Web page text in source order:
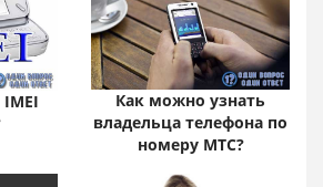
Как можно узнать
владельца телефона по
номеру МТС?